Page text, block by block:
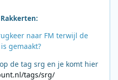
naar FM terwijl de
gemaakt?
de tag srg en je komt hier
tags/srg/